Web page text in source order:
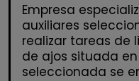
Empresa
auxiliares
realizar tareas de
de ajos situada en
seleccionada se